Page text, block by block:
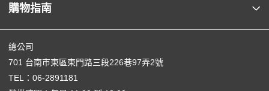
購物指南
總公司
701 台南市東區東門路三段226巷97弄2號
TEL： 06-2891181